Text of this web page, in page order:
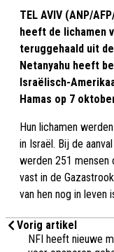
TEL AVIV (ANP/
heeft de lichamen
teruggehaald uit
Netanyahu heeft
Israëlisch-
Hamas op 7
Hun lichamen
in Israël. Bij de
werden 251 mensen
vast in de
van hen nog in leven
Vorig artikel
NFI heeft nieuwe